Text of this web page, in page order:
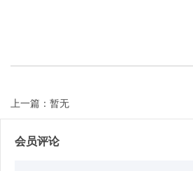
上一篇：暂无
会员评论